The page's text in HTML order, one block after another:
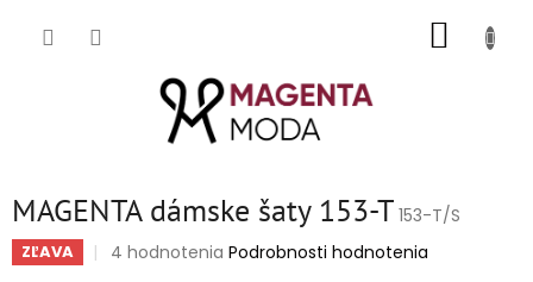
MAGENTA dámske šaty 153-T 153-T/S
ZĽAVA
Priemerné
4 hodnotenia Podrobnosti hodnotenia